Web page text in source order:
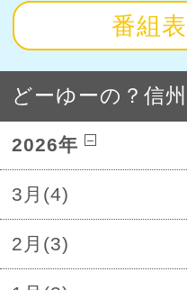
番組
どーゆーの？信
2026年
3月(4)
2月(3)